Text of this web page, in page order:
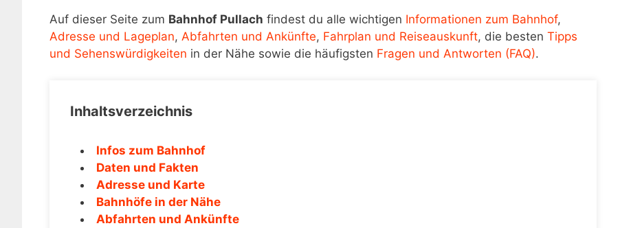
Auf dieser Seite zum Bahnhof Pullach findest du alle wichtigen Informationen zum Bahnhof,
Adresse und Lageplan, Abfahrten und Ankünfte, Fahrplan und Reiseauskunft, die besten Tipps
und Sehenswürdigkeiten in der Nähe sowie die häufigsten Fragen und Antworten (FAQ).
Inhaltsverzeichnis
Infos zum Bahnhof
Daten und Fakten
Adresse und Karte
Bahnhöfe in der Nähe
Abfahrten und Ankünfte